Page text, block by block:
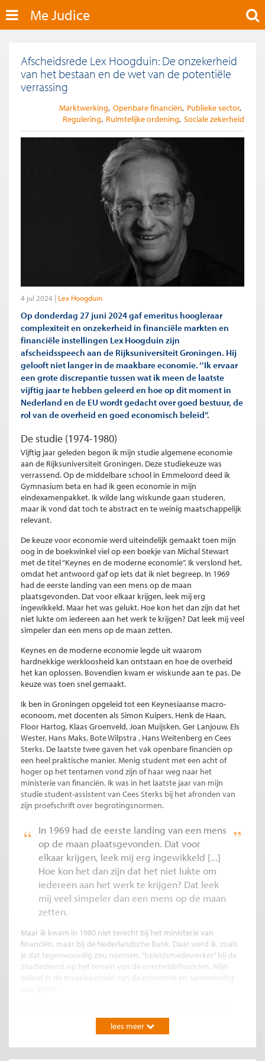
Me Judice
Afscheidsrede Lex Hoogduin: De onzekerheid
van het bestaan en de wet van de potentiële
verrassing
Marktwerking Openbare financiën Publieke sector
Regulering Ruimtelijke ordening Sociale zekerheid
4 jul 2024 Lex Hoogduin
Op donderdag 27 juni 2024 gaf emeritus hoogleraar
complexiteit en onzekerheid in financiële markten en
financiële instellingen Lex Hoogduin zijn
afscheidsspeech aan de Rijksuniversiteit Groningen. Hij
gelooft niet langer in de maakbare economie. ‘’Ik ervaar
een grote discrepantie tussen wat ik meen de laatste
vijftig jaar te hebben geleerd en hoe op dit moment in
Nederland en de EU wordt gedacht over goed bestuur, de
rol van de overheid en goed economisch beleid’’.
De studie (1974-1980)
Vijftig jaar geleden begon ik mijn studie algemene economie
aan de Rijksuniversiteit Groningen. Deze studiekeuze was
verrassend. Op de middelbare school in Emmeloord deed ik
Gymnasium beta en had ik geen economie in mijn
eindexamenpakket. Ik wilde lang wiskunde gaan studeren,
maar ik vond dat toch te abstract en te weinig maatschappelijk
relevant.
De keuze voor economie werd uiteindelijk gemaakt toen mijn
oog in de boekwinkel viel op een boekje van Michal Stewart
met de titel “Keynes en de moderne economie”. Ik verslond het,
omdat het antwoord gaf op iets dat ik niet begreep. In 1969
had de eerste landing van een mens op de maan
plaatsgevonden. Dat voor elkaar krijgen, leek mij erg
ingewikkeld. Maar het was gelukt. Hoe kon het dan zijn dat het
niet lukte om iedereen aan het werk te krijgen? Dat leek mij veel
simpeler dan een mens op de maan zetten.
Keynes en de moderne economie legde uit waarom
hardnekkige werkloosheid kan ontstaan en hoe de overheid
het kan oplossen. Bovendien kwam er wiskunde aan te pas. De
keuze was toen snel gemaakt.
Ik ben in Groningen opgeleid tot een Keynesiaanse macro-
econoom, met docenten als Simon Kuipers, Henk de Haan,
Floor Hartog, Klaas Groenveld, Joan Muijsken, Ger Lanjouw, Els
Wester, Hans Maks, Bote Wilpstra , Hans Weitenberg en Cees
Sterks. De laatste twee gaven het vak openbare financiën op
een heel praktische manier. Menig student met een acht of
hoger op het tentamen vond zijn of haar weg naar het
ministerie van financiën. Ik was in het laatste jaar van mijn
studie student-assistent van Cees Sterks bij het afronden van
zijn proefschrift over begrotingsnormen.
In 1969 had de eerste landing van een mens
op de maan plaatsgevonden. Dat voor
elkaar krijgen, leek mij erg ingewikkeld [...]
Hoe kon het dan zijn dat het niet lukte om
iedereen aan het werk te krijgen? Dat leek
mij veel simpeler dan een mens op de maan
zetten.
Maar ik kwam in 1980 niet terecht bij het ministerie van
financiën, maar bij de Nederlandsche Bank. Daar werd ik, zoals
je dat tegenwoordig zou noemen, “beleidsmedewerker” bij de
Studiedienst op het terrein van de overheidsfinanciën. Mijn
geloof in de maakbaarheid van de economie en samenleving
fors op. Het Keynesiaanse recept bleek niet te werken. Bij DNB
begon langzaam het besef te ontstaan dat de overheid niet de
lees meer